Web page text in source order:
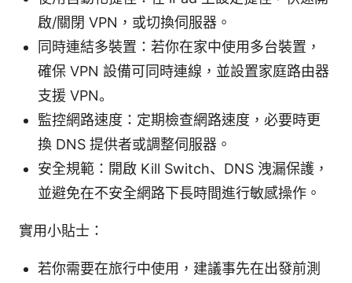
啟/關閉 VPN，或切換伺服器。
同時連結多裝置：若你在家中使用多台裝置，
確保 VPN 設備可同時連線，並設置家庭路由器
支援 VPN。
監控網路速度：定期檢查網路速度，必要時更
換 DNS 提供者或調整伺服器。
安全規範：開啟 Kill Switch、DNS 洩漏保護，
並避免在不安全網路下長時間進行敏感操作。
實用小貼士：
若你需要在旅行中使用，建議事先在出發前測